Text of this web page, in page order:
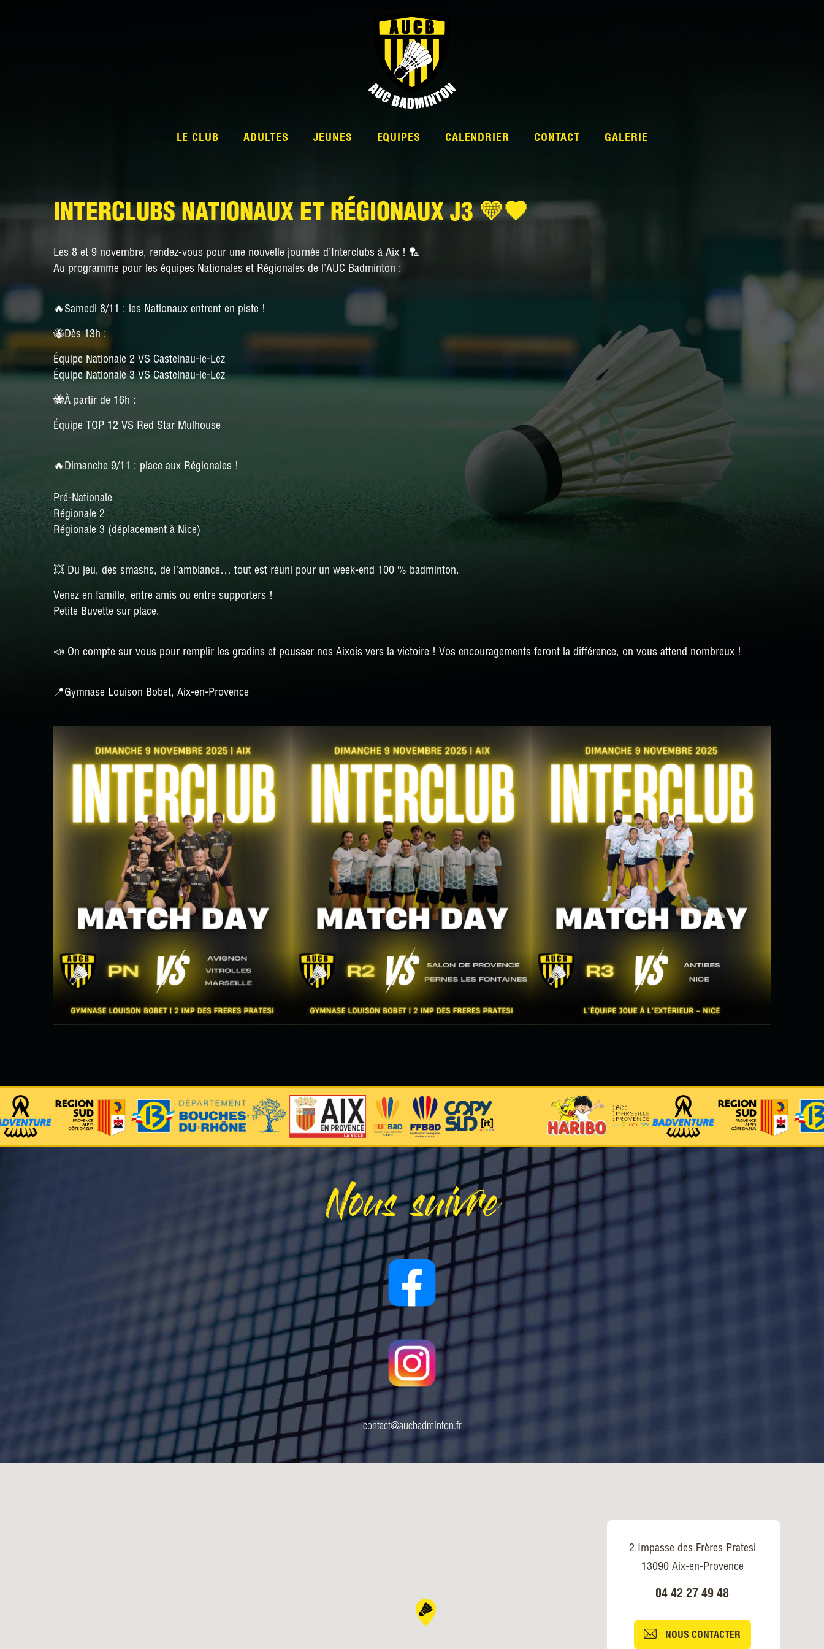
LE CLUB ADULTES JEUNES EQUIPES
L’ÉQUIPE
DÉPARTEMENTALE 5
DÉPARTEMENTALE 6
CALENDRIER CONTACT GALERIE
INTERCLUBS NATIONAUX ET RÉGIONAUX J3 💛🖤
Les 8 et 9 novembre, rendez-vous pour une nouvelle journée d’Interclubs à Aix ! 🏸
Au programme pour les équipes Nationales et Régionales de l’AUC Badminton :
🔥 Samedi 8/11 : les Nationaux entrent en piste !
🐝Dès 13h :
Équipe Nationale 2 VS Castelnau-le-Lez
Équipe Nationale 3 VS Castelnau-le-Lez
🐝À partir de 16h :
Équipe TOP 12 VS Red Star Mulhouse
🔥Dimanche 9/11 : place aux Régionales !
Pré-Nationale
Régionale 2
Régionale 3 (déplacement à Nice)
💥 Du jeu, des smashs, de l’ambiance… tout est réuni pour un week-end 100 % badminton.
Venez en famille, entre amis ou entre supporters !
Petite Buvette sur place.
📣 On compte sur vous pour remplir les gradins et pousser nos Aixois vers la victoire ! Vos encouragements feront la différence, on vous attend nombreux !
📍Gymnase Louison Bobet, Aix-en-Provence
Nous suivre
contact@aucbadminton.fr
2 Impasse des Frères Pratesi
13090 Aix-en-Provence
04 42 27 49 48
NOUS CONTACTER